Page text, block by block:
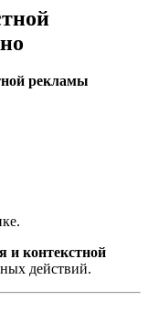
рекламы
и контекстной
действий.